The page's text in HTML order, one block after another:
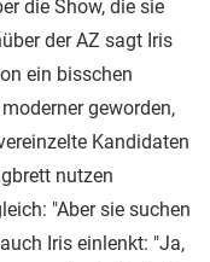
die Show, die sie
der AZ sagt Iris
ein bisschen
geworden,
Kandidaten
nutzen
"Aber sie suchen
Iris einlenkt: "Ja,